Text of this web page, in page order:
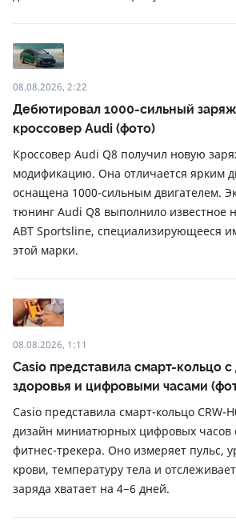
08.08.2026, 2:22
Дебютировал 1000-сильный
кроссовер Audi (фото)
Кроссовер Audi Q8 получил новую
модификацию. Она отличается ярким
оснащена 1000-сильным двигателем.
тюнинг Audi Q8 выполнило известное
ABT Sportsline, специализирующееся
этой марки.
08.08.2026, 1:11
Casio представила смарт-кольцо с
здоровья и цифровыми часами
Casio представила смарт-кольцо CRW-
дизайн миниатюрных цифровых часов
фитнес-трекера. Оно измеряет пульс,
крови, температуру тела и
заряда хватает на 4−6 дней.